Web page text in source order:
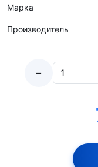
Марка
Производитель
-